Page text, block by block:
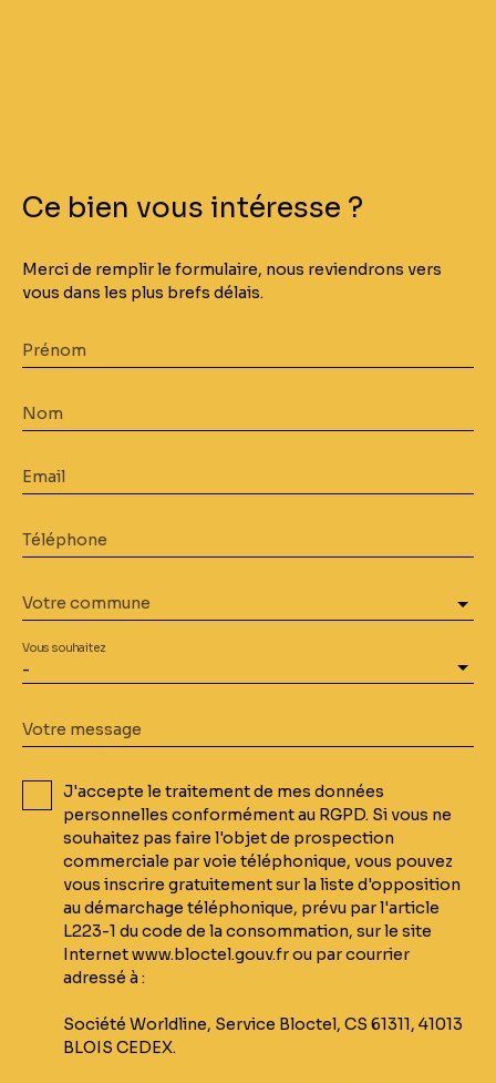
Ce bien vous intéresse ?
Merci de remplir le formulaire, nous reviendrons vers
vous dans les plus brefs délais.
Prénom
Nom
Email
Téléphone
Votre commune
-
Vous souhaitez
Votre message
J'accepte le traitement de mes données
personnelles conformément au RGPD. Si vous ne
souhaitez pas faire l'objet de prospection
commerciale par voie téléphonique, vous pouvez
vous inscrire gratuitement sur la liste d'opposition
au démarchage téléphonique, prévu par l'article
L223-1 du code de la consommation, sur le site
Internet www.bloctel.gouv.fr ou par courrier
adressé à :
Société Worldline, Service Bloctel, CS 61311, 41013
BLOIS CEDEX.